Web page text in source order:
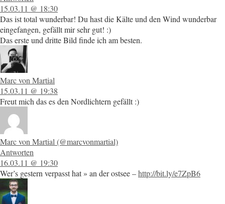
15.03.11 @ 18:30
Das ist total wunderbar! Du hast die Kälte und den Wind wunderbar
eingefangen, gefällt mir sehr gut! :)
Das erste und dritte Bild finde ich am besten.
Marc von Martial
15.03.11 @ 19:38
Freut mich das es den Nordlichtern gefällt :)
Marc von Martial (@marcvonmartial)
Antworten
16.03.11 @ 19:30
Wer’s gestern verpasst hat » an der ostsee –http://bit.ly/e7ZpB6